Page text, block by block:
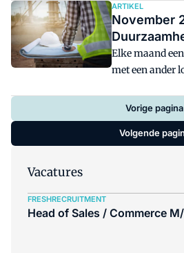
ARTIKEL
November
Elke maand
met een ander
Vorige pagina
Volgende
Vacatures
FRESHRECRUITMENT
Head of Sales / Commerce